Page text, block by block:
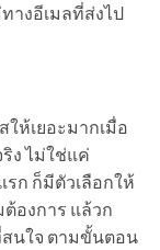
างอีเมลที่ส่งไป
ให้เยอะมากเมื่อ
ง ไม่ใช่แค่
ก ก็มีตัวเลือกให้
ต้องการ แล้วก
นใจ ตามขั้นตอน